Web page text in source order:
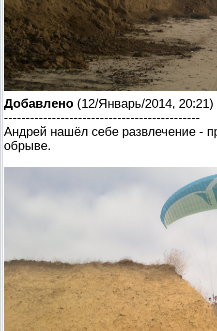
Добавлено (12/Январь/2014, 20:21)
---------------------------------------------
Андрей нашёл себе развлечение -
обрыве.